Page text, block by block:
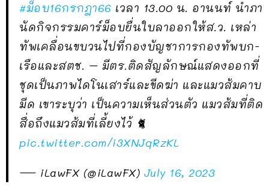
#ม็อบ16กรกฎา66 เวลา 13.00 น. อานนท์ นำภา
นัดกิจกรรมคาร์ม็อบยื่นใบลาออกให้ส.ว. เหล่า
ทัพเคลื่อนขบวนไปที่กองบัญชาการกองทัพบก-
เรือและสตช. – มีตร.ติดสัญลักษณ์แสดงออกที่
ชุดเป็นภาพไดโนเสาร์และขีดฆ่า และแมวส้มคาบ
มีด เขาระบุว่า เป็นความเห็นส่วนตัว แมวส้มที่ติด
สื่อถึงแมวส้มที่เลี้ยงไว้ 🐈
pic.twitter.com/i3XNJqRzKL
— iLawFX (@iLawFX) July 16, 2023